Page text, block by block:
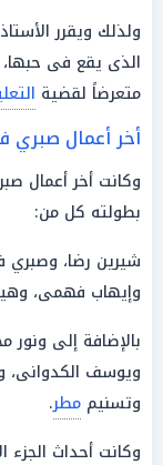
ولذلك ويقرر
الذى يقع فى
متعرضاً لقضية
أخر أعمال صبري
وكانت أخر أعمال
بطولته كل من:
شيرين رضا، وصبري
وإيهاب فهمى،
بالإضافة إلى
ويوسف الكدوانى،
وتسنيم مطر.
وكانت أحداث